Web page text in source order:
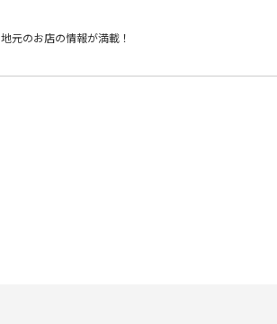
地元のお店の情報が満載！